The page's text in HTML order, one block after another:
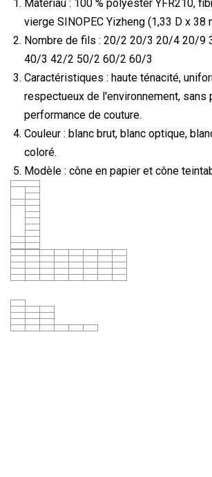
Matériau : 100 % polyester YFR210,
vierge SINOPEC Yizheng (1,33 D x 38
Nombre de fils : 20/2 20/3 20/4 20/9
40/3 42/2 50/2 60/2 60/3
Caractéristiques : haute ténacité,
respectueux de l'environnement, sans
performance de couture.
Couleur : blanc brut, blanc optique,
coloré.
Modèle : cône en papier et cône